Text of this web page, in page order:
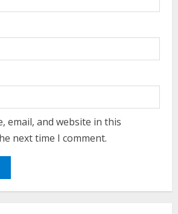
email, and website in this
next time I comment.